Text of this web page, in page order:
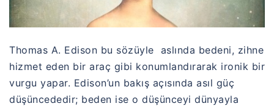
Thomas A. Edison bu sözüyle aslında bedeni, zihne
hizmet eden bir araç gibi konumlandırarak ironik bir
vurgu yapar. Edison’un bakış açısında asıl güç
düşüncededir; beden ise o düşünceyi dünyayla